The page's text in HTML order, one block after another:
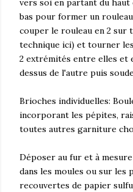
vers soi en partant du
bas pour former un
couper le rouleau en 2 sur
technique ici) et tourner
2 extrémités entre elles et
dessus de l'autre puis
Brioches individuelles:
incorporant les pépites,
toutes autres garniture
Déposer au fur et à
dans les moules ou sur les
recouvertes de papier